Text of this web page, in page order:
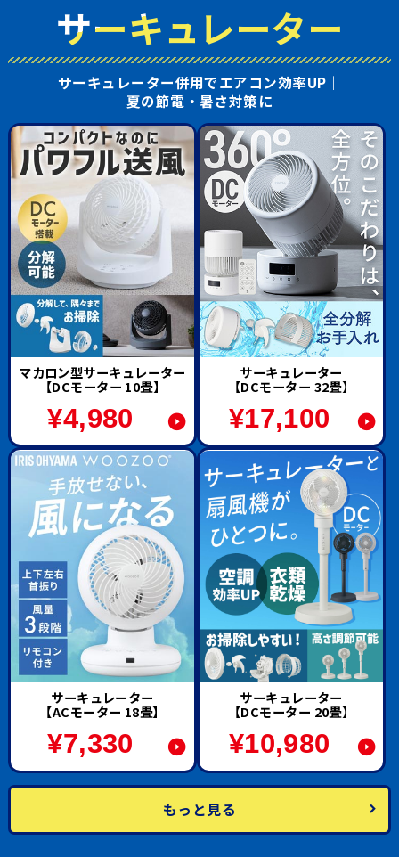
サーキュレーター
サーキュレーター併用でエアコン効率UP｜
夏の節電・暑さ対策に
マカロン型サーキュレーター
【DCモーター 10畳】
¥4,980
サーキュレーター
【DCモーター 32畳】
¥17,100
サーキュレーター
【ACモーター 18畳】
¥7,330
サーキュレーター
【DCモーター 20畳】
¥10,980
もっと見る